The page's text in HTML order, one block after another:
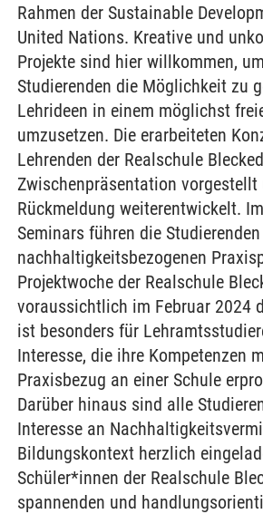
Rahmen der Sustainable
United Nations. Kreative und
Projekte sind hier willkommen,
Studierenden die Möglichkeit zu
Lehrideen in einem möglichst
umzusetzen. Die erarbeiteten
Lehrenden der Realschule
Zwischenpräsentation vorgestellt
Rückmeldung weiterentwickelt.
Seminars führen die
nachhaltigkeitsbezogenen
Projektwoche der Realschule
voraussichtlich im Februar 2024
ist besonders für
Interesse, die ihre Kompetenzen
Praxisbezug an einer Schule
Darüber hinaus sind alle
Interesse an
Bildungskontext herzlich
Schüler*innen der Realschule
spannenden und